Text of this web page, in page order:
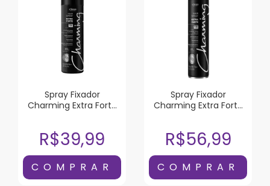
Spray Fixador
Charming Extra Forte
R$39,99
Spray Fixador
Charming Extra Forte
R$56,99